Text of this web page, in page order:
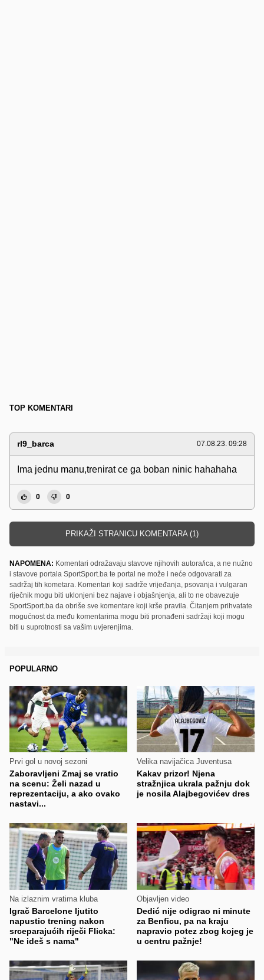
TOP KOMENTARI
rl9_barca 07.08.23. 09:28
Ima jednu manu,trenirat ce ga boban ninic hahahaha
0 0
PRIKAŽI STRANICU KOMENTARA (1)
NAPOMENA: Komentari odražavaju stavove njihovih autora/ica, a ne nužno
i stavove portala SportSport.ba te portal ne može i neće odgovarati za
sadržaj tih kometara. Komentari koji sadrže vrijeđanja, psovanja i vulgaran
riječnik mogu biti uklonjeni bez najave i objašnjenja, ali to ne obavezuje
SportSport.ba da obriše sve komentare koji krše pravila. Čitanjem prihvatate
mogućnost da među komentarima mogu biti pronađeni sadržaji koji mogu
biti u suprotnosti sa vašim uvjerenjima.
POPULARNO
Prvi gol u novoj sezoni
Zaboravljeni Zmaj se vratio
na scenu: Želi nazad u
reprezentaciju, a ako ovako
nastavi...
Velika navijačica Juventusa
Kakav prizor! Njena
stražnjica ukrala pažnju dok
je nosila Alajbegovićev dres
Na izlaznim vratima kluba
Igrač Barcelone ljutito
napustio trening nakon
srceparajućih riječi Flicka:
"Ne ideš s nama"
Objavljen video
Dedić nije odigrao ni minute
za Benficu, pa na kraju
napravio potez zbog kojeg je
u centru pažnje!